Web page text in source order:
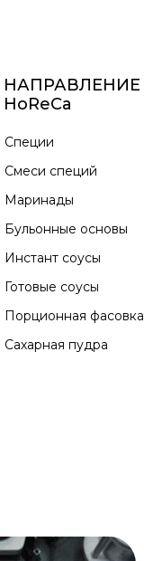
НАПРАВЛЕНИЕ
HoReCa
Специи
Смеси специй
Маринады
Бульонные основы
Инстант соусы
Готовые соусы
Порционная фасовка
Сахарная пудра